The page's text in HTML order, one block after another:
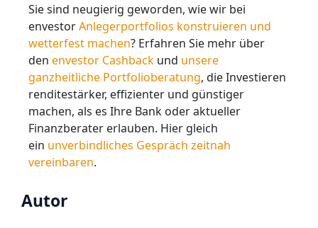
Sie sind neugierig geworden, wie wir bei
envestorAnlegerportfolios konstruieren und
wetterfest machen? Erfahren Sie mehr über
den envestor Cashback und unsere
ganzheitliche Portfolioberatung, die Investieren
renditestärker, effizienter und günstiger
machen, als es Ihre Bank oder aktueller
Finanzberater erlauben. Hier gleich
ein unverbindliches Gespräch zeitnah
vereinbaren.
Autor